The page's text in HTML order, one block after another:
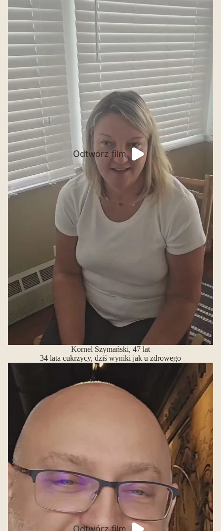
Odtwórz film
Kornel Szymański, 47 lat
34 lata cukrzycy, dziś wyniki jak u zdrowego
Odtwórz film